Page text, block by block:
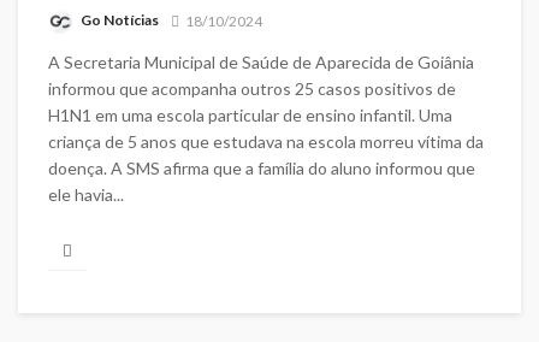
Go Notícias 18/10/2024
A Secretaria Municipal de Saúde de Aparecida de Goiânia
informou que acompanha outros 25 casos positivos de
H1N1 em uma escola particular de ensino infantil. Uma
criança de 5 anos que estudava na escola morreu vítima da
doença. A SMS afirma que a família do aluno informou que
ele havia...